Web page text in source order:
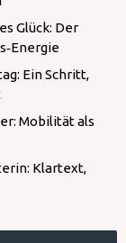
Glück: Der
Ein Schritt,
Mobilität als
Klartext,